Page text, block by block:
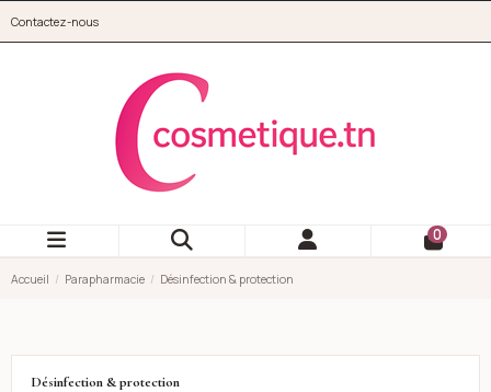
Contactez-nous
0
Accueil Parapharmacie Désinfection & protection
Désinfection & protection